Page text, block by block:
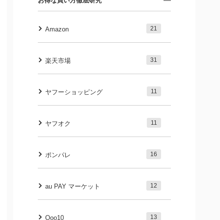
Amazon 21
楽天市場 31
ヤフーショッピング 11
ヤフオク 11
ポンパレ 16
au PAY マーケット 12
Qoo10 13